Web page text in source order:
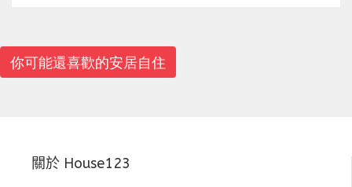
你可能還喜歡的安居自住
關於 House123